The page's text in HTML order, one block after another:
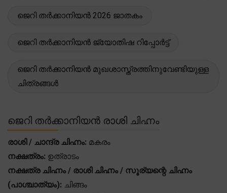
ജെറി തർക്കാനിയൻ 2026 ജാതകം
ജെറി തർക്കാനിയൻ ജ്യോതിഷ റിപ്പോർട്ട്
ജെറി തർക്കാനിയൻ മുഖശാസ്ത്രത്തിനുവേണ്ടിയുള്ള
ചിത്രങ്ങൾ
ജെറി തർക്കാനിയൻ രാശി ചിഹ്നം
രാശി / ചാന്ദ്ര ചിഹ്നം: മകരം
നക്ഷത്രം: ഉത്രാടം
നക്ഷത്ര ചിഹ്നം / രാശി ചിഹ്നം / സൂര്യന്റെ ചിഹ്നം
(പാശ്ചാത്യം): ചിങ്ങം